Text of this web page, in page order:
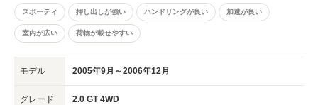
スポーティ 押し出しが強い ハンドリングが良い 加速が良い
室内が広い 荷物が載せやすい
モデル 2005年9月～2006年12月
グレード 2.0 GT 4WD